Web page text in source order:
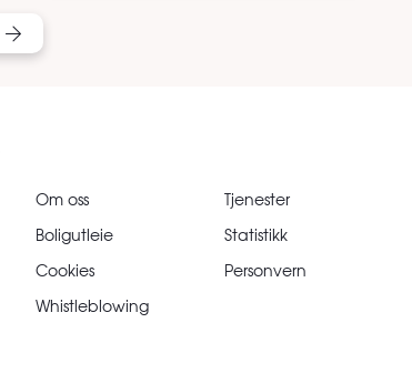
Om oss
Tjenester
Boligutleie
Statistikk
Cookies
Personvern
Whistleblowing